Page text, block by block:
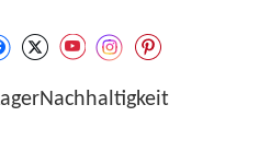
Nachhaltigkeit